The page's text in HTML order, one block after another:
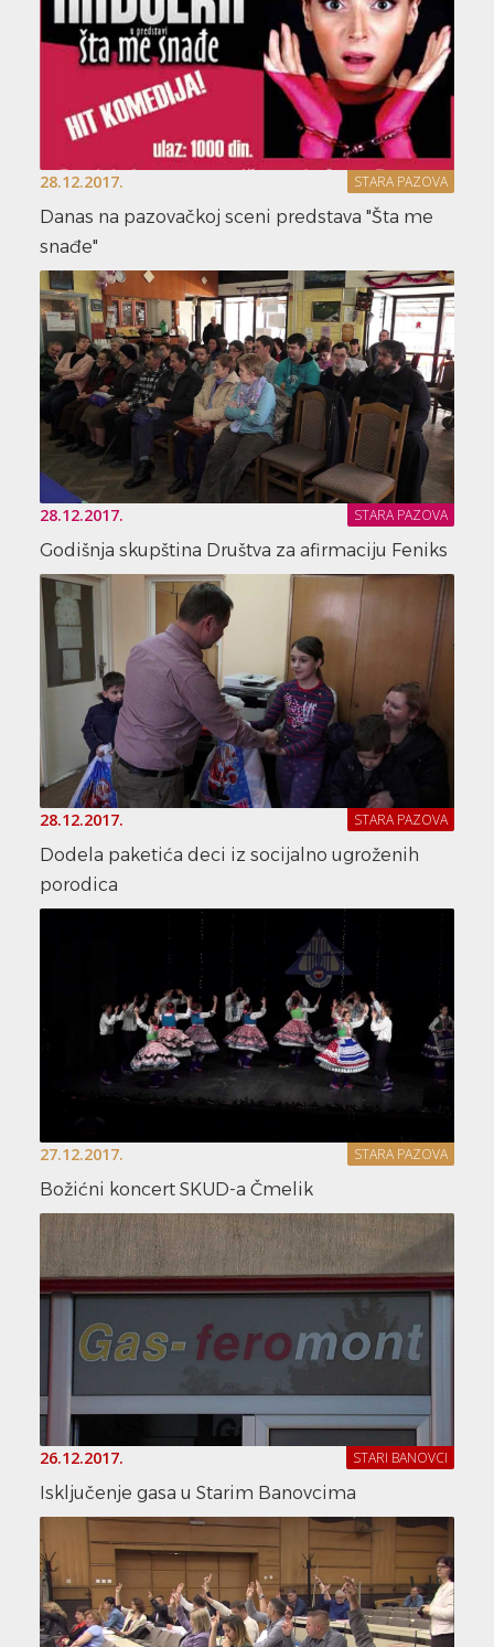
28.12.2017. STARA PAZOVA
Danas na pazovačkoj sceni predstava "Šta me
snađe"
28.12.2017. STARA PAZOVA
Godišnja skupština Društva za afirmaciju Feniks
28.12.2017. STARA PAZOVA
Dodela paketića deci iz socijalno ugroženih
porodica
27.12.2017. STARA PAZOVA
Božićni koncert SKUD-a Čmelik
26.12.2017. STARI BANOVCI
Isključenje gasa u Starim Banovcima